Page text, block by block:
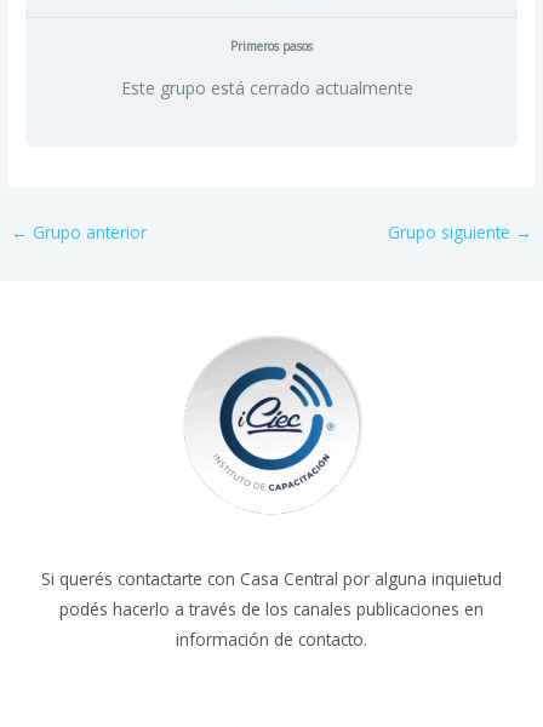
Primeros pasos
Este grupo está cerrado actualmente
← Grupo anterior Grupo siguiente →
Si querés contactarte con Casa Central por alguna inquietud
podés hacerlo a través de los canales publicaciones en
información de contacto.